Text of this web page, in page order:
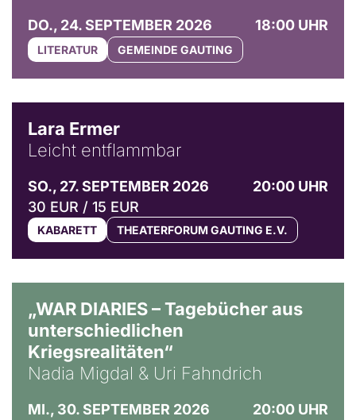
DO., 24. SEPTEMBER 2026 18:00 UHR
LITERATUR GEMEINDE GAUTING
Lara Ermer
Leicht entflammbar
SO., 27. SEPTEMBER 2026
20:00 UHR
30 EUR / 15 EUR
KABARETT THEATERFORUM GAUTING E.V.
„WAR DIARIES – Tagebücher aus
unterschiedlichen
Kriegsrealitäten“
Nadia Migdal & Uri Fahndrich
MI., 30. SEPTEMBER 2026
20:00 UHR